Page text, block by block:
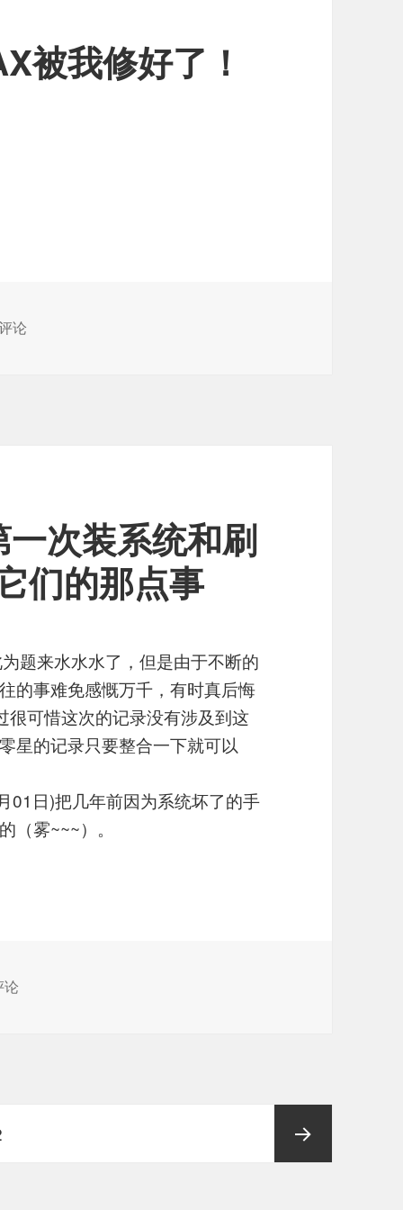
被我修好了！
可贺！小米MAX被我修好了！
论
次装系统和刷
们的那点事
题来水水水了，但是由于不断的
的事难免感慨万千，有时真后悔
很可惜这次的记录没有涉及到这
星的记录只要整合一下就可以
01日)把几年前因为系统坏了的手
（雾~~~）。
杀】关于我第一次装系统和刷机入门的原因与它们的那点事
论